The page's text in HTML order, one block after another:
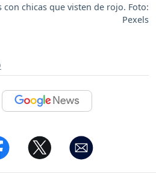
con chicas que visten de rojo. Foto:
Pexels